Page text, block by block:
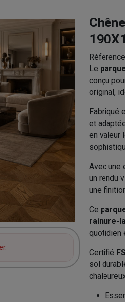
Le
conçu
original,
Fabriqué
et
en valeur
Avec une
un rendu
une
Ce
rainure-
quotidien
Certifié
sol